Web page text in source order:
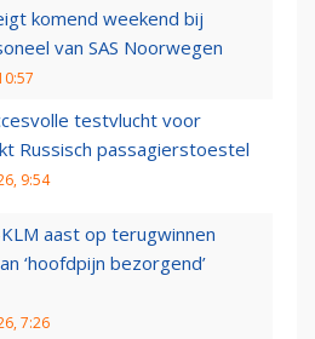
komend weekend bij
van SAS Noorwegen
testvlucht voor
Russisch passagierstoestel
9:54
aast op terugwinnen
‘hoofdpijn bezorgend’
7:26